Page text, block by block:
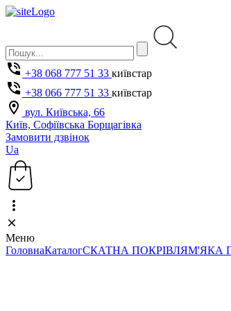
+38 068 777 51 33 київстар
+38 066 777 51 33 київстар
вул. Київська, 66
Київ, Софіївська Борщагівка
Замовити дзвінок
Ua
Меню
ГоловнаКаталогСКАТНА ПОКРІВЛЯМ'ЯКА